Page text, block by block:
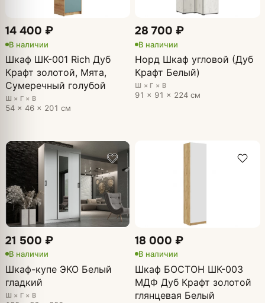
14 400 ₽
В наличии
Шкаф ШК-001 Rich Дуб
Крафт золотой, Мята,
Сумеречный голубой
Ш × Г × В
54 × 46 × 201 см
28 700 ₽
В наличии
Норд Шкаф угловой (Дуб
Крафт Белый)
Ш × Г × В
91 × 91 × 224 см
21 500 ₽
В наличии
Шкаф-купе ЭКО Белый
гладкий
Ш × Г × В
18 000 ₽
В наличии
Шкаф БОСТОН ШК-003
МДФ Дуб Крафт золотой
глянцевая Белый